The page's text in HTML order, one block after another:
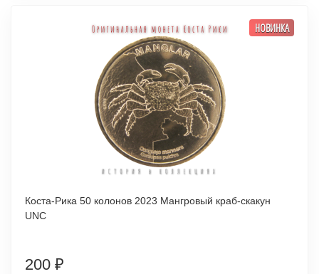
НОВИНКА
Коста-Рика 50 колонов 2023 Мангровый краб-скакун
UNC
200 ₽